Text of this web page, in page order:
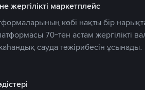
жергілікті маркетплейс
көбі нақты бір
70-тен астам жергілікті
сауда тәжірибесін ұсынады.